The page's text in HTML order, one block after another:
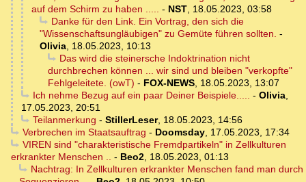
auf dem Schirm zu haben ..... - NST, 18.05.2023, 03:58
Danke für den Link. Ein Vortrag, den sich die
"Wissenschaftsungläubigen" zu Gemüte führen sollten. -
Olivia, 18.05.2023, 10:13
Das wird die steinersche Indoktrination nicht
durchbrechen können ... wir sind und bleiben "verkopfte"
Fehlgeleitete. (owT) - FOX-NEWS, 18.05.2023, 13:07
Ich nehme Bezug auf ein paar Deiner Beispiele..... - Olivia,
17.05.2023, 20:51
Teilanmerkung - StillerLeser, 18.05.2023, 14:56
Verbrechen im Staatsauftrag - Doomsday, 17.05.2023, 17:34
VIREN sind "charakteristische Fremdpartikeln" in Zellkulturen
erkrankter Menschen .. - Beo2, 18.05.2023, 01:13
Nachtrag: In Zellkulturen erkrankter Menschen fand man durch